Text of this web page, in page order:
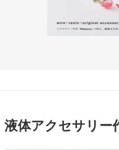
液体アクセサリー